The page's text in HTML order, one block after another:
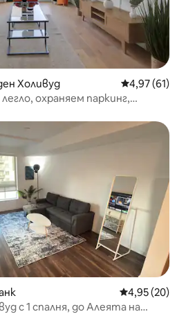
Холивуд Средна
4,97 (61)
охраняем паркинг,
Средна
4,95 (20)
с 1 спалня, до Алеята на